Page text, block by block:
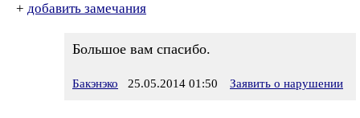
+ добавить замечания
Большое вам спасибо.
Бакэнэко 25.05.2014 01:50 Заявить о нарушении